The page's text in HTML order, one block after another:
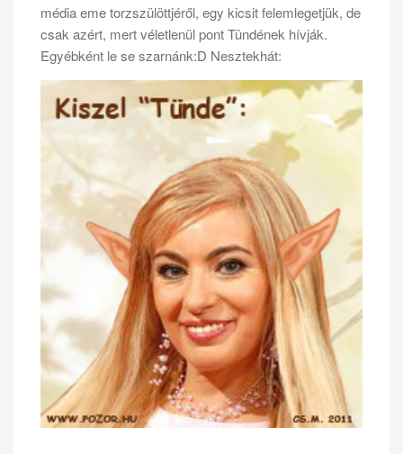
média eme torzszülöttjéről, egy kicsit felemlegetjük, de
csak azért, mert véletlenül pont Tündének hívják.
Egyébként le se szarnánk:D Nesztekhát: